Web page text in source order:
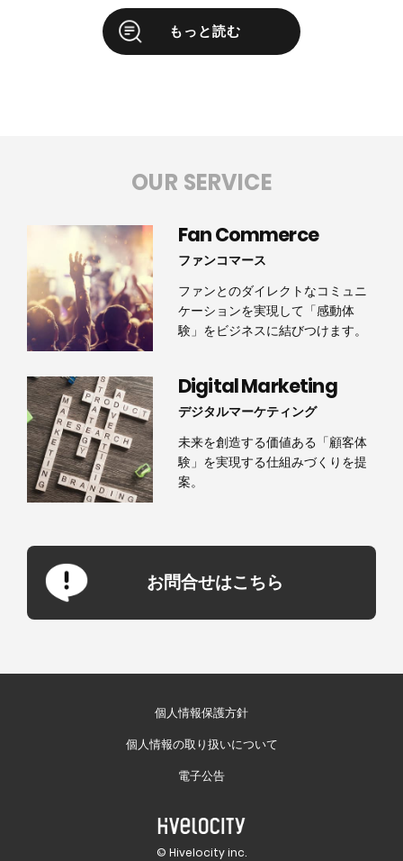
もっと読む
OUR SERVICE
Fan Commerce
ファンコマース
ファンとのダイレクトなコミュニ
ケーションを実現して「感動体
験」をビジネスに結びつけます。
Digital Marketing
デジタルマーケティング
未来を創造する価値ある「顧客体
験」を実現する仕組みづくりを提
案。
お問合せはこちら
個人情報保護方針
個人情報の取り扱いについて
電子公告
© Hivelocity inc.